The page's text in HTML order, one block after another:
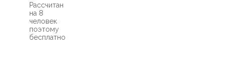
Рассчитан
на 8
человек
поэтому
бесплатно